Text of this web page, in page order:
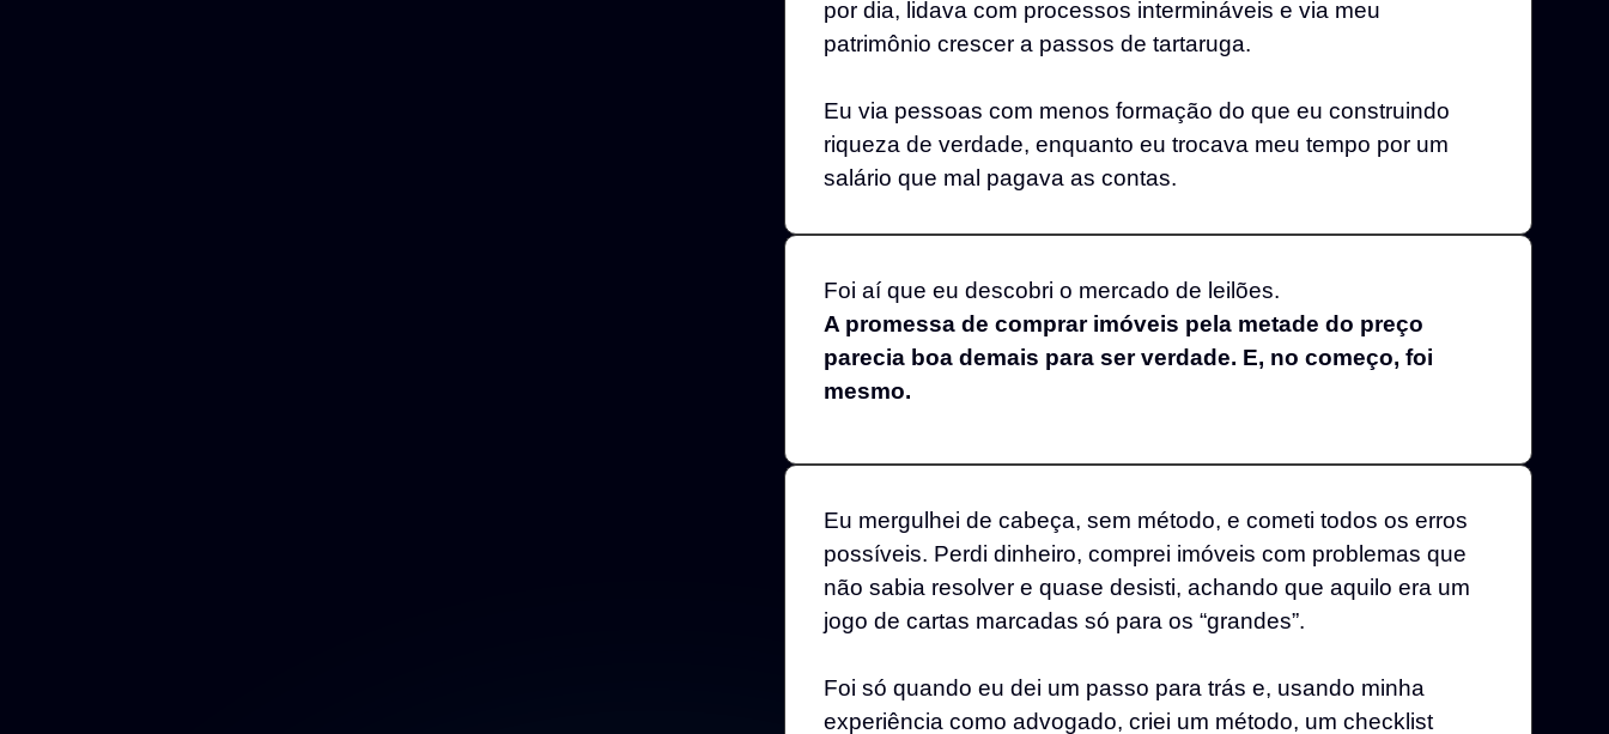
por dia, lidava com processos intermináveis e via meu
patrimônio crescer a passos de tartaruga.
Eu via pessoas com menos formação do que eu construindo
riqueza de verdade, enquanto eu trocava meu tempo por um
salário que mal pagava as contas.
Foi aí que eu descobri o mercado de leilões.
A promessa de comprar imóveis pela metade do preço
parecia boa demais para ser verdade. E, no começo, foi
mesmo.
Eu mergulhei de cabeça, sem método, e cometi todos os erros
possíveis. Perdi dinheiro, comprei imóveis com problemas que
não sabia resolver e quase desisti, achando que aquilo era um
jogo de cartas marcadas só para os “grandes”.
Foi só quando eu dei um passo para trás e, usando minha
experiência como advogado, criei um método, um checklist